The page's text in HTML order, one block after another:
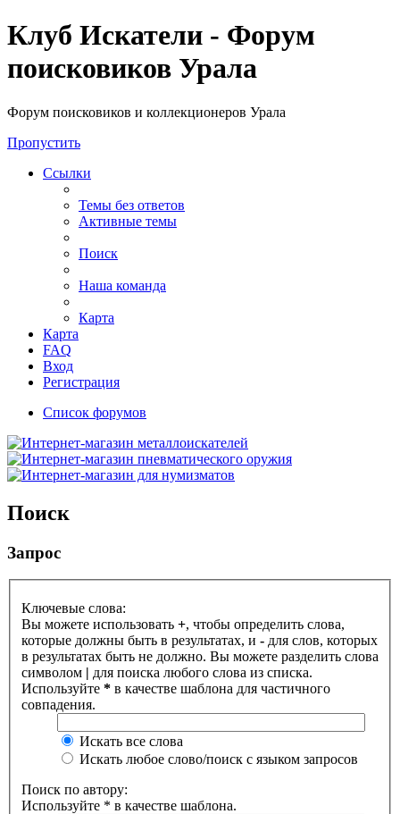
Клуб Искатели - Форум
поисковиков Урала
Форум поисковиков и коллекционеров Урала
Пропустить
Ссылки
Темы без ответов
Активные темы
Поиск
Наша команда
Карта
Карта
FAQ
Вход
Регистрация
Список форумов
Поиск
Запрос
Ключевые слова:
Вы можете использовать +, чтобы определить слова,
которые должны быть в результатах, и - для слов, которых
в результатах быть не должно. Вы можете разделить слова
символом | для поиска любого слова из списка.
Используйте * в качестве шаблона для частичного
совпадения.
Искать все слова
Искать любое слово/поиск с языком запросов
Поиск по автору:
Используйте * в качестве шаблона.